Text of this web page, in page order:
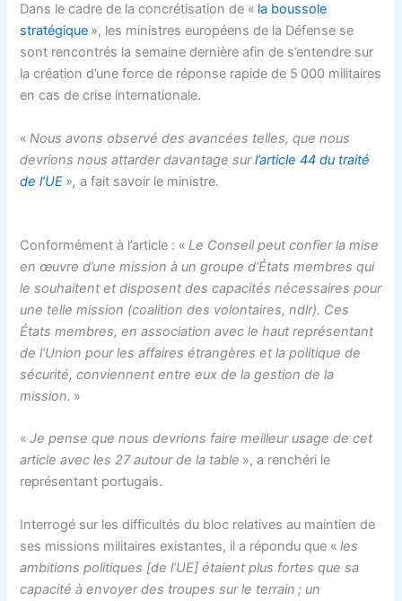
Dans le cadre de la concrétisation de « la boussole
stratégique », les ministres européens de la Défense se
sont rencontrés la semaine dernière afin de s’entendre sur
la création d’une force de réponse rapide de 5 000 militaires
en cas de crise internationale.
«Nous avons observé des avancées telles, que nous
devrions nous attarder davantage surl’article 44 du traité
de l’UE »,a fait savoir le ministre.
Conformément à l’article : «Le Conseil peut confier la mise
en œuvre d’une mission à un groupe d’États membres qui
le souhaitent et disposent des capacités nécessaires pour
une telle mission (coalition des volontaires, ndlr). Ces
États membres, en association avec le haut représentant
de l’Union pour les affaires étrangères et la politique de
sécurité, conviennent entre eux de la gestion de la
mission. »
«Je pense que nous devrions faire meilleur usage de cet
article avec les 27 autour de la table », a renchéri le
représentant portugais.
Interrogé sur les difficultés du bloc relatives au maintien de
ses missions militaires existantes, il a répondu que «les
ambitions politiques [de l’UE] étaient plus fortes que sa
capacité à envoyer des troupes sur le terrain ; un